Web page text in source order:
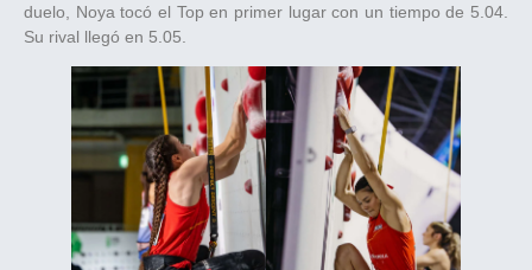
duelo, Noya tocó el Top en primer lugar con un tiempo de 5.04.
Su rival llegó en 5.05.